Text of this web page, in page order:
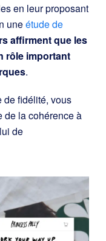
en leur proposant
uneétude de
affirment que les
rôle important
.
de fidélité, vous
de la cohérence à
de